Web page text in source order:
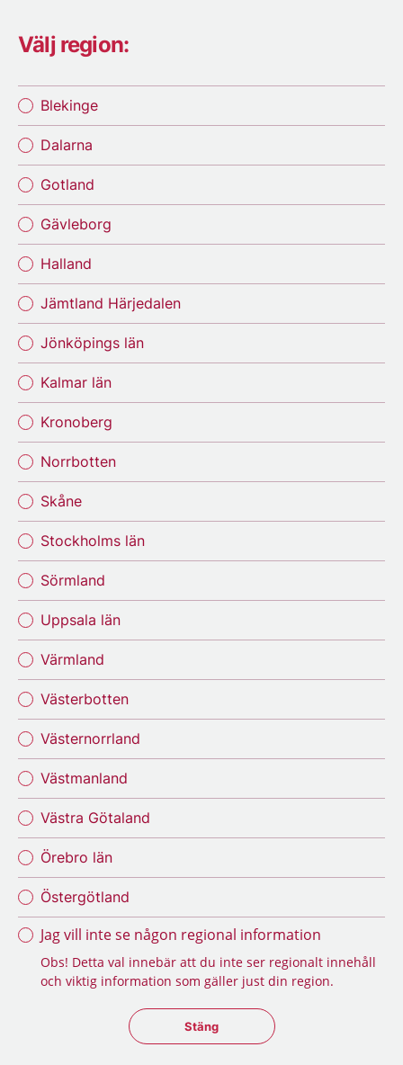
Välj region:
Blekinge
Dalarna
Gotland
Gävleborg
Halland
Jämtland Härjedalen
Jönköpings län
Kalmar län
Kronoberg
Norrbotten
Skåne
Stockholms län
Sörmland
Uppsala län
Värmland
Västerbotten
Västernorrland
Västmanland
Västra Götaland
Örebro län
Östergötland
Jag vill inte se någon regional information
Obs! Detta val innebär att du inte ser regionalt innehåll
och viktig information som gäller just din region.
Stäng regionsväljaren
Stäng